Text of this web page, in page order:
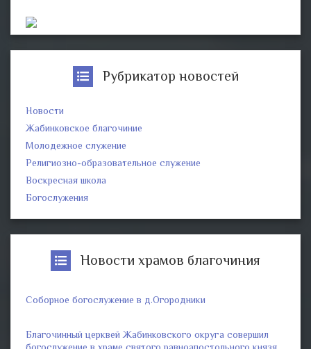
Рубрикатор новостей
Новости
Жабинковское благочиние
Молодежное служение
Религиозно-образовательное служение
Воскресная школа
Богослужения
Новости храмов благочиния
Соборное богослужение в д.Огородники
Благочинный церквей Жабинковского округа совершил